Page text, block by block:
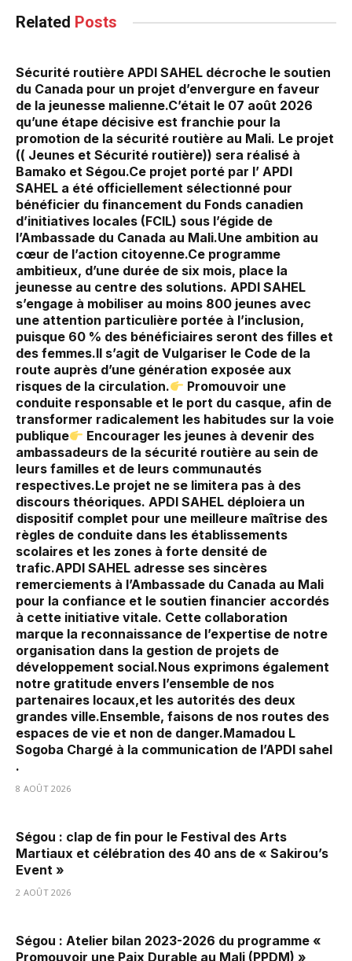
Related Posts
Sécurité routière APDI SAHEL décroche le soutien
du Canada pour un projet d’envergure en faveur
de la jeunesse malienne.‎‎C’était le 07 août 2026
qu’une étape décisive est franchie pour la
promotion de la sécurité routière au Mali. Le projet
(( Jeunes et Sécurité routière)) sera réalisé à
Bamako et Ségou.‎Ce projet porté par l’ APDI
SAHEL a été officiellement sélectionné pour
bénéficier du financement du Fonds canadien
d’initiatives locales (FCIL) sous l’égide de
l’Ambassade du Canada au Mali.‎Une ambition au
cœur de l’action citoyenne.‎Ce programme
ambitieux, d’une durée de six mois, place la
jeunesse au centre des solutions. APDI SAHEL
s’engage à mobiliser au moins 800 jeunes avec
une attention particulière portée à l’inclusion,
puisque 60 % des bénéficiaires seront des filles et
des femmes.‎‎Il s’agit de Vulgariser le Code de la
route auprès d’une génération exposée aux
risques de la circulation.‎
Promouvoir une
conduite responsable et le port du casque, afin de
transformer radicalement les habitudes sur la voie
publique‎
Encourager les jeunes à devenir des
ambassadeurs de la sécurité routière au sein de
leurs familles et de leurs communautés
respectives.‎‎‎Le projet ne se limitera pas à des
discours théoriques. APDI SAHEL déploiera un
dispositif complet pour une meilleure maîtrise des
règles de conduite dans les établissements
scolaires et les zones à forte densité de
trafic.‎APDI SAHEL adresse ses sincères
remerciements à l’Ambassade du Canada au Mali
pour la confiance et le soutien financier accordés
à cette initiative vitale. Cette collaboration
marque la reconnaissance de l’expertise de notre
organisation dans la gestion de projets de
développement social.‎‎Nous exprimons également
notre gratitude envers l’ensemble de nos
partenaires locaux,et les autorités des deux
grandes ville.‎Ensemble, faisons de nos routes des
espaces de vie et non de danger.‎‎Mamadou L
Sogoba Chargé à la communication de l’APDI sahel
.
8 AOÛT 2026
Ségou : clap de fin pour le Festival des Arts
Martiaux et célébration des 40 ans de « Sakirou’s
Event »
2 AOÛT 2026
Ségou : Atelier bilan 2023-2026 du programme «
Promouvoir une Paix Durable au Mali (PPDM) »